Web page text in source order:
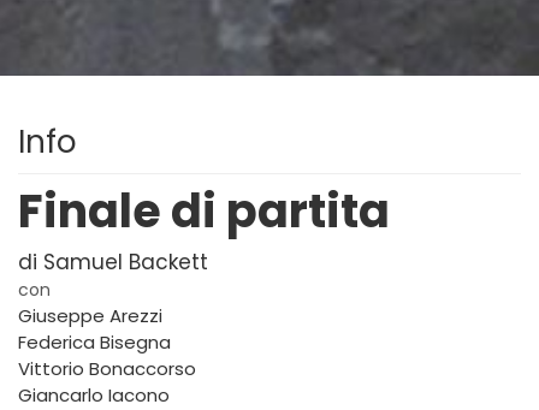
Info
Finale di partita
di Samuel Backett
con
Giuseppe Arezzi
Federica Bisegna
Vittorio Bonaccorso
Giancarlo Iacono